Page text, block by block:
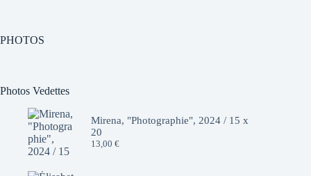
PHOTOS
Photos Vedettes
Mirena, "Photographie", 2024 / 15 x
20
13,00 €